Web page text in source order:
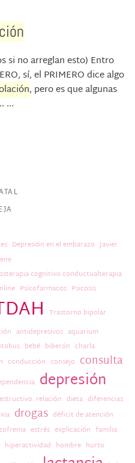
si no arreglan esto) Entro
sí, el PRIMERO dice algo
, pero es que algunas
...
Depresión en el embarazo Javier
cognitivo conductualterapia
Psicofarmacos Psicosis
Trastorno bipolar
antidepresivos aquarium
bebé biberón charla
conducción consejo consulta
depresión
relación dieta diferencias
drogas déficit de atención
estrés explicación familia
hiperactividad hombre hurto